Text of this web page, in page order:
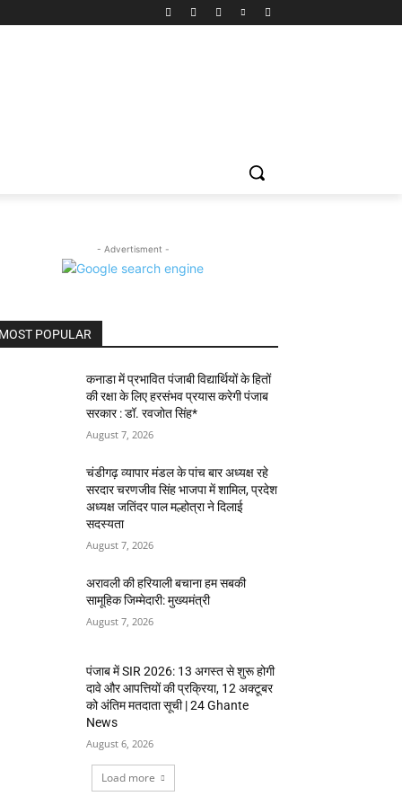
- Advertisment -
MOST POPULAR
कनाडा में प्रभावित पंजाबी विद्यार्थियों के हितों
की रक्षा के लिए हरसंभव प्रयास करेगी पंजाब
सरकार : डॉ. रवजोत सिंह*
August 7, 2026
चंडीगढ़ व्यापार मंडल के पांच बार अध्यक्ष रहे
सरदार चरणजीव सिंह भाजपा में शामिल, प्रदेश
अध्यक्ष जतिंदर पाल मल्होत्रा ने दिलाई
सदस्यता
August 7, 2026
अरावली की हरियाली बचाना हम सबकी
सामूहिक जिम्मेदारी: मुख्यमंत्री
August 7, 2026
पंजाब में SIR 2026: 13 अगस्त से शुरू होगी
दावे और आपत्तियों की प्रक्रिया, 12 अक्टूबर
को अंतिम मतदाता सूची | 24 Ghante
News
August 6, 2026
Load more